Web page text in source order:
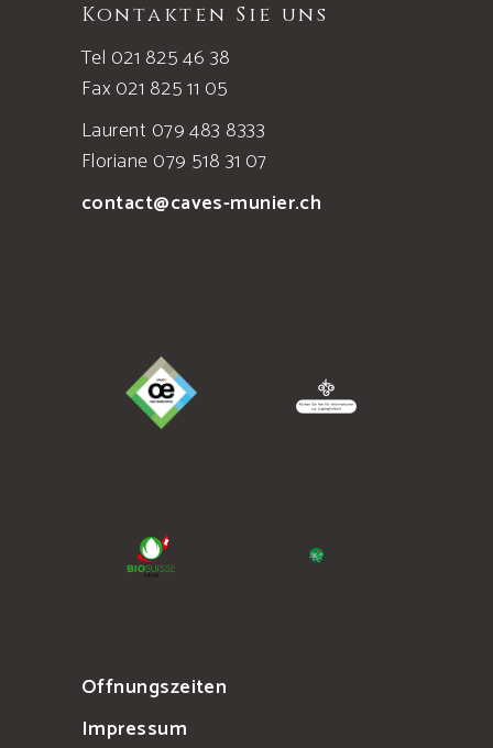
Kontakten Sie uns
Tel 021 825 46 38
Fax 021 825 11 05
Laurent 079 483 8333
Floriane 079 518 31 07
contact@caves-munier.ch
Offnungszeiten
Impressum